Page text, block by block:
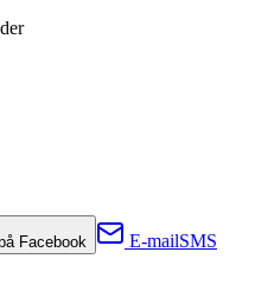
Facebook E-mailSMS